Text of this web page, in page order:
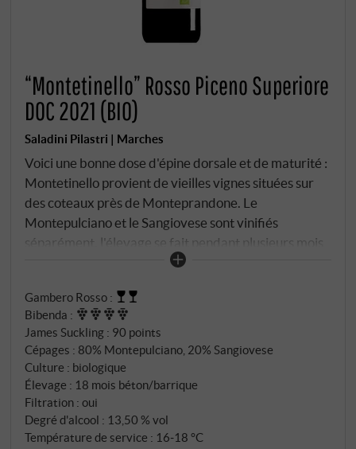
“Montetinello” Rosso Piceno Superiore
DOC 2021 (BIO)
Saladini Pilastri | Marches
Voici une bonne dose d'épine dorsale et de maturité :
Montetinello provient de vieilles vignes situées sur
des coteaux près de Monteprandone. Le
Montepulciano et le Sangiovese sont vinifiés
séparément, l'élevage se fait pendant plusieurs mois
dans de grands fûts en bois – une étape qui confère
intense avec de légers reflets grenats. Au nez, cerise
noire, baies des bois, tabac, laurier et un soupçon de
bois de cèdre. En bouche, il est juteux, avec un fruit
mûr, une structure tannique perceptible et bien
intégrée et une fin de bouche finement épicée.
Équilibré, chaleureux et bien structuré – un Rosso
Piceno Superiore classique avec exigence et
profondeur. SUPERIORE.DE
Gambero Rosso :
Bibenda :
James Suckling : 90 points
Cépages : 80% Montepulciano, 20% Sangiovese
Culture : biologique
Élevage : 18 mois béton/barrique
Filtration : oui
Degré d'alcool : 13,50 % vol
Température de service : 16‑18 °C